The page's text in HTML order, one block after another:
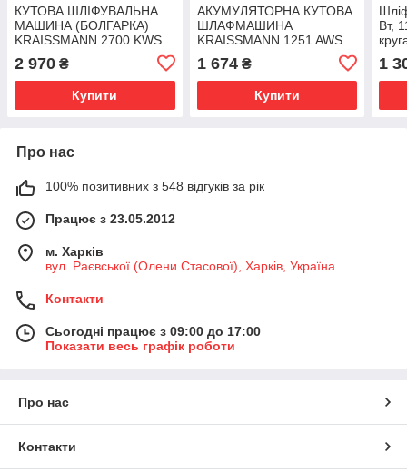
КУТОВА ШЛІФУВАЛЬНА
МАШИНА (БОЛГАРКА)
KRAISSMANN 2700 KWS
2 970 ₴
Купити
АКУМУЛЯТОРНА КУТОВА
ШЛАФМАШИНА
KRAISSMANN 1251 AWS
20UL (БЕЗ АКУМУЛЯТОРА
ТА ЗАРЯДНОГО
ПРИСТРЮ)
1 674₴
Купити
Вт,
1
Про нас
100% позитивних з 548 відгуків за рік
Працює з 23.05.2012
м. Харків
вул. Раєвської (Олени Стасової), Харків, Україна
Контакти
Сьогодні працює з 09:00 до 17:00
Показати весь графік роботи
Про нас
Контакти